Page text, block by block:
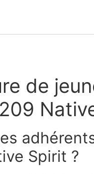
de
Spirit ?